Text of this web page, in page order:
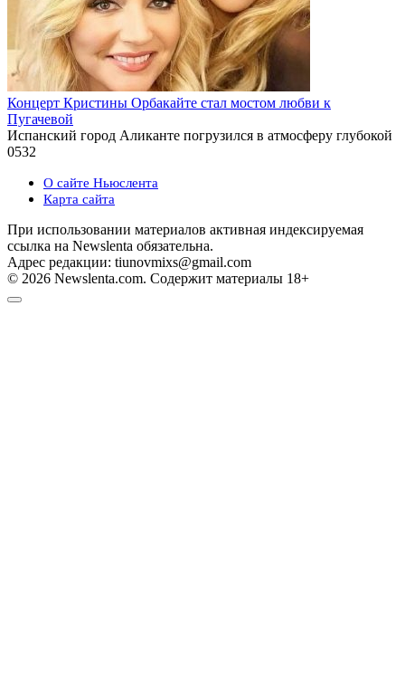
Концерт Кристины Орбакайте стал мостом любви к
Пугачевой
Испанский город Аликанте погрузился в атмосферу глубокой
0532
О сайте Ньюслента
Карта сайта
При использовании материалов активная индексируемая
ссылка на Newslenta обязательна.
Адрес редакции: tiunovmixs@gmail.com
© 2026 Newslenta.com. Содержит материалы 18+